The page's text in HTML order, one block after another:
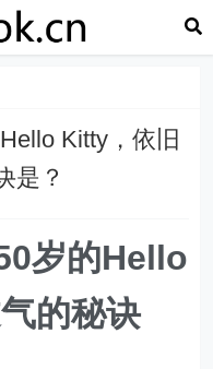
Kitty，依旧
是？
岁的Hello
的秘诀